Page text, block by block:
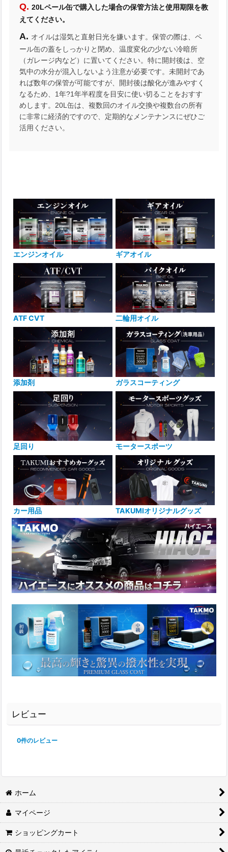
20Lペール缶で購入した場合の保管方法と使用期限を教
えてください。
オイルは湿気と直射日光を嫌います。保管の際は、ペ
ール缶の蓋をしっかりと閉め、温度変化の少ない冷暗所
（ガレージ内など）に置いてください。特に開封後は、空
気中の水分が混入しないよう注意が必要です。未開封であ
れば数年の保管が可能ですが、開封後は酸化が進みやすく
なるため、1年?1年半程度を目安に使い切ることをおすす
めします。20L缶は、複数回のオイル交換や複数台の所有
に非常に経済的ですので、定期的なメンテナンスにぜひご
活用ください。
エンジンオイル ギアオイル
ATF CVT 二輪用オイル
添加剤 ガラスコーティング
足回り モータースポーツ
カー用品 TAKUMIオリジナルグッズ
レビュー
0件のレビュー
ホーム
マイページ
ショッピングカート